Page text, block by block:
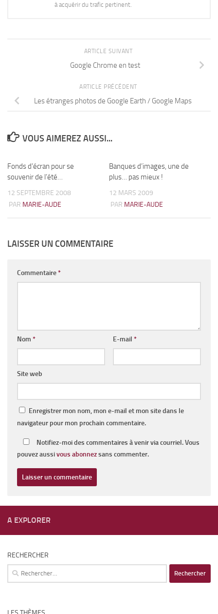
à acquérir du trafic pertinent.
ARTICLE SUIVANT
Google Chrome en test
ARTICLE PRÉCÉDENT
Les étranges photos de Google Earth / Google Maps
VOUS AIMEREZ AUSSI...
Fonds d’écran pour se
souvenir de l’été…
12 SEPTEMBRE 2008
PAR MARIE-AUDE
Banques d’images, une de
plus… pas mieux !
12 MARS 2009
PAR MARIE-AUDE
LAISSER UN COMMENTAIRE
Commentaire*
Nom * E-mail *
Site web
Enregistrer mon nom, mon e-mail et mon site dans le
navigateur pour mon prochain commentaire.
Notifiez-moi des commentaires à venir via courriel. Vous
pouvez aussivous abonnezsans commenter.
A EXPLORER
RECHERCHER
Rechercher :